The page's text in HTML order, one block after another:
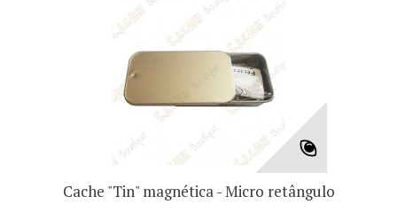
Cache "Tin" magnética - Micro retângulo